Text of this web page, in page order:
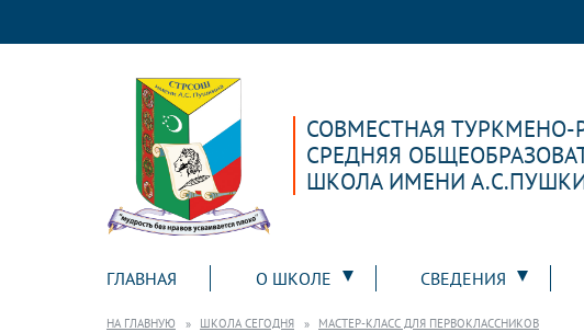
СОВМЕСТНАЯ ТУРКМЕНО-
СРЕДНЯЯ
ШКОЛА ИМЕНИ
ГЛАВНАЯ О ШКОЛЕ СВЕДЕНИЯ
НА ГЛАВНУЮ ШКОЛА СЕГОДНЯ МАСТЕР-КЛАСС ДЛЯ ПЕРВОКЛАССНИКОВ